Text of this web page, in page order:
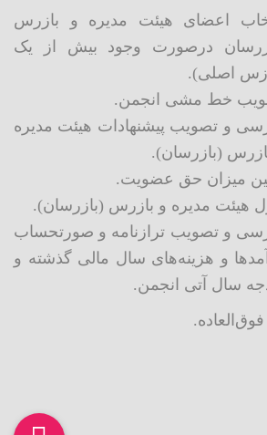
اعضای هیئت مدیره و بازرس
درصورت وجود بیش از یک
اصلی).
خط مشی انجمن.
و تصویب پیشنهادات هیئت مدیره
(بازرسان).
میزان حق عضویت.
هیئت مدیره و بازرس (بازرسان).
و تصویب ترازنامه و صورتحساب
و هزینه‌های سال مالی گذشته و
سال آتی انجمن.